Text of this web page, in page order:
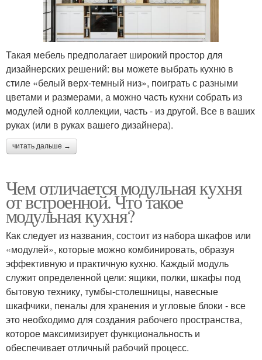
Такая мебель предполагает широкий простор для
дизайнерских решений: вы можете выбрать кухню в
стиле «белый верх-темный низ», поиграть с разными
цветами и размерами, а можно часть кухни собрать из
модулей одной коллекции, часть - из другой. Все в ваших
руках (или в руках вашего дизайнера).
читать дальше →
Чем отличается модульная кухня
от встроенной. Что такое
модульная кухня?
Как следует из названия, состоит из набора шкафов или
«модулей», которые можно комбинировать, образуя
эффективную и практичную кухню. Каждый модуль
служит определенной цели: ящики, полки, шкафы под
бытовую технику, тумбы-столешницы, навесные
шкафчики, пеналы для хранения и угловые блоки - все
это необходимо для создания рабочего пространства,
которое максимизирует функциональность и
обеспечивает отличный рабочий процесс.